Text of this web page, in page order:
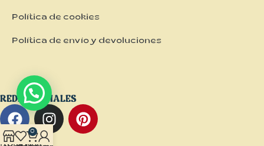
Política de cookies
Política de envío y devoluciones
REDES SOCIALES
0